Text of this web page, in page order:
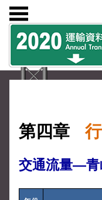
第四章
交通流量—青